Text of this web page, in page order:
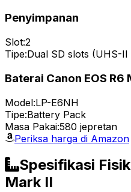
Penyimpanan
Slot:2
Tipe:Dual SD slots (UHS-
Baterai Canon EOS R6
Model:LP-E6NH
Tipe:Battery Pack
Masa Pakai:580 jepretan
Periksa harga di Amazon
Spesifikasi
Mark II